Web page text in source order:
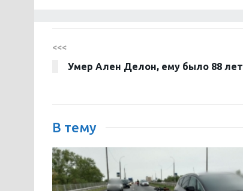
<<<
Умер Ален Делон, ему было 88 лет
В тему